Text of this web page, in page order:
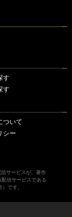
す
す
ついて
シー
サービスが、著作
信サービスである
です。